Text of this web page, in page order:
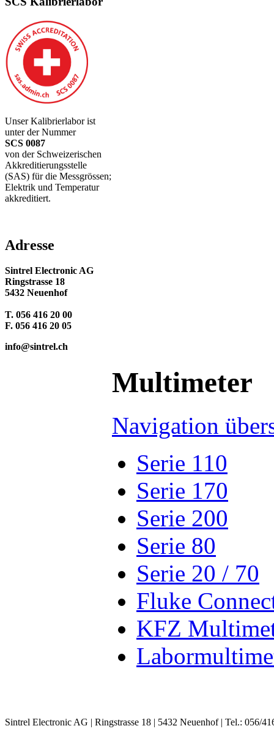
Unser Kalibrierlabor ist
unter der Nummer
SCS 0087
von der Schweizerischen
Akkreditierungsstelle
(SAS) für die Messgrössen;
Elektrik und Temperatur
akkreditiert.
Adresse
Sintrel Electronic AG
Ringstrasse 18
5432 Neuenhof
T. 056 416 20 00
F. 056 416 20 05
info@sintrel.ch
Multimeter
Navigation
Serie 110
Serie 170
Serie 200
Serie 80
Serie 20 / 70
Fluke
KFZ
Sintrel Electronic AG | Ringstrasse 18 | 5432 Neuenhof | Tel.: 056/